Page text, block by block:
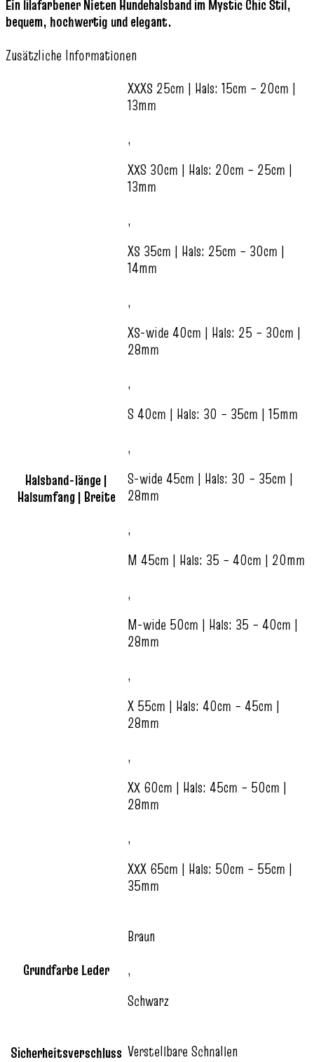
Ein lilafarbener Nieten Hundehalsband im Mystic Chic Stil,
bequem, hochwertig und elegant.
Zusätzliche Informationen
Halsband-länge |
Halsumfang | Breite
XXXS 25cm | Hals: 15cm – 20cm |
13mm
,
XXS 30cm | Hals: 20cm – 25cm |
13mm
,
XS 35cm | Hals: 25cm – 30cm |
14mm
,
XS-wide 40cm | Hals: 25 – 30cm |
28mm
,
S 40cm | Hals: 30 – 35cm | 15mm
,
S-wide 45cm | Hals: 30 – 35cm |
28mm
,
M 45cm | Hals: 35 – 40cm | 20mm
,
M-wide 50cm | Hals: 35 – 40cm |
28mm
,
X 55cm | Hals: 40cm – 45cm |
28mm
,
XX 60cm | Hals: 45cm – 50cm |
28mm
,
XXX 65cm | Hals: 50cm – 55cm |
35mm
Grundfarbe Leder
Braun
,
Schwarz
Sicherheitsverschluss Verstellbare Schnallen